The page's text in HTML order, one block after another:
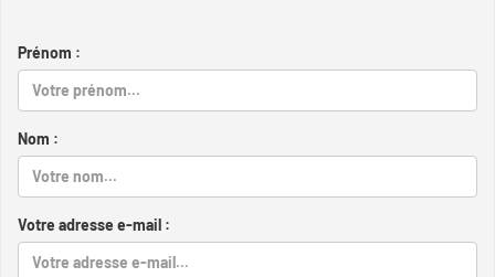
Prénom :
Nom :
Votre adresse e-mail :